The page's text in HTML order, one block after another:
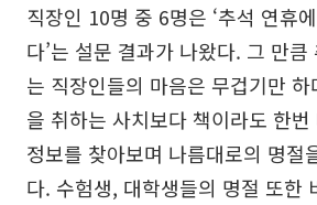
직장인 10명 중 6명은 ‘추석 연휴
다’는 설문 결과가 나왔다. 그 만
는 직장인들의 마음은 무겁기만
을 취하는 사치보다 책이라도 한
정보를 찾아보며 나름대로의 명절
다. 수험생, 대학생들의 명절 또한